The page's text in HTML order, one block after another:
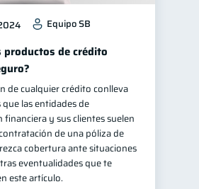
1
financiera 1
1 ahorro 1
Doble sueldo
financiera 1
Equipo SB
productos de crédito
de cualquier crédito conlleva
las entidades de
financiera y sus clientes suelen
de una póliza de
cobertura ante situaciones
eventualidades que te
este artículo.